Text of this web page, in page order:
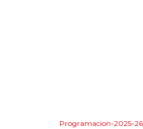
Programacion-2025-